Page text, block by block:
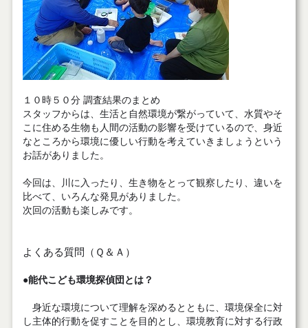
１０時５０分 調査結果のまとめ
スタッフからは、生活と自然環境が繋がっていて、水質やそ
こに住める生物も人間の活動の影響を受けているので、身近
なところから環境に優しい行動を考えていきましょうという
お話がありました。
今回は、川に入ったり、生き物をとって観察したり、違いを
比べて、いろんな発見がありました。
次回の活動も楽しみです。
よくある質問（Ｑ＆Ａ）
●能代こども環境探偵団とは？
身近な環境について理解を深めるとともに、環境保全に対
し主体的行動を促すことを目的とし、環境教育に対する行政